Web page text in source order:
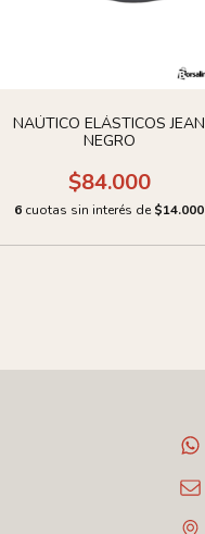
NAÚTICO ELÁSTICOS JEAN
NEGRO
$84.000
6 cuotas sin interés de $14.000